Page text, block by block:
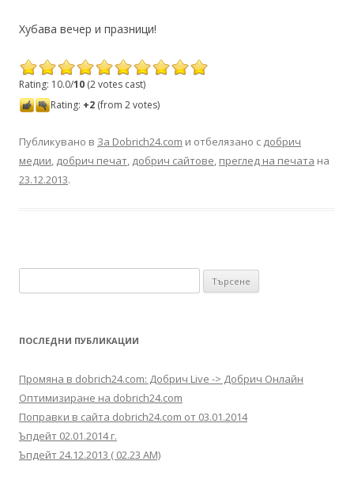
Хубава вечер и празници!
Rating: 10.0/10 (2 votes cast)
Rating: +2 (from 2 votes)
Публикувано в За Dobrich24.com и отбелязано с добрич
медии, добрич печат, добрич сайтове, преглед на печата на
23.12.2013.
ПОСЛЕДНИ ПУБЛИКАЦИИ
Промяна в dobrich24.com: Добрич Live -> Добрич Онлайн
Оптимизиране на dobrich24.com
Поправки в сайта dobrich24.com от 03.01.2014
Ъпдейт 02.01.2014 г.
Ъпдейт 24.12.2013 ( 02.23 AM)